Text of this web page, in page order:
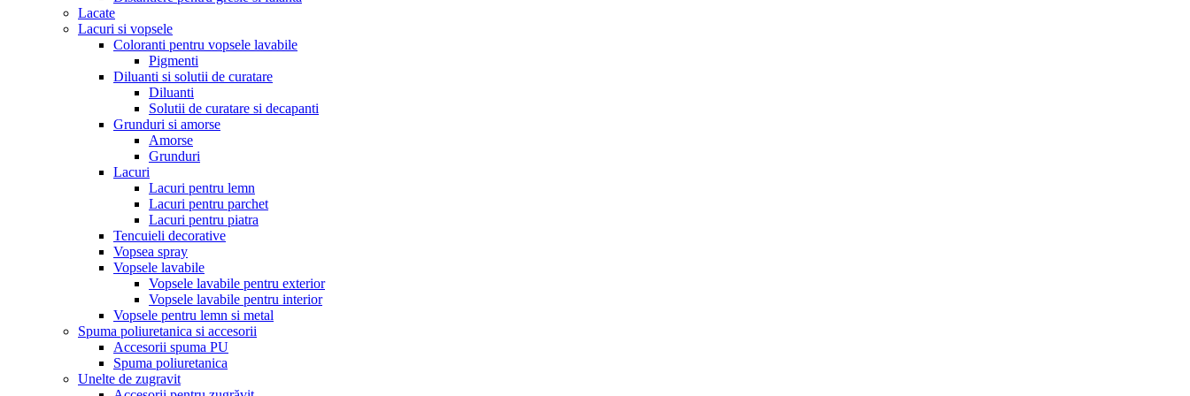
Lacate
Lacuri si vopsele
Coloranti pentru vopsele lavabile
Pigmenti
Diluanti si solutii de curatare
Diluanti
Solutii de curatare si decapanti
Grunduri si amorse
Amorse
Grunduri
Lacuri
Lacuri pentru lemn
Lacuri pentru parchet
Lacuri pentru piatra
Tencuieli decorative
Vopsea spray
Vopsele lavabile
Vopsele lavabile pentru exterior
Vopsele lavabile pentru interior
Vopsele pentru lemn si metal
Spuma poliuretanica si accesorii
Accesorii spuma PU
Spuma poliuretanica
Unelte de zugravit